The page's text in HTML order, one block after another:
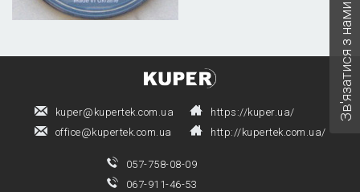
kuper@kupertek.com.ua
office@kupertek.com.ua
https://kuper.ua/
http://kupertek.com.ua/
057-758-08-09
067-911-46-53
Зв'язатися з нами